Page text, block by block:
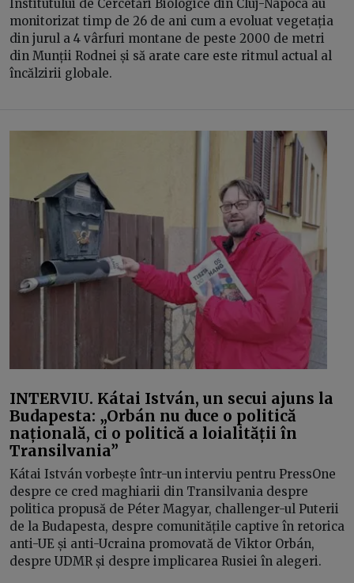
Institutului de Cercetări Biologice din Cluj-Napoca au
monitorizat timp de 26 de ani cum a evoluat vegetația
din jurul a 4 vârfuri montane de peste 2000 de metri
din Munții Rodnei și să arate care este ritmul actual al
încălzirii globale.
INTERVIU. Kátai István, un secui ajuns la
Budapesta: „Orbán nu duce o politică
națională, ci o politică a loialității în
Transilvania”
Kátai István vorbește într-un interviu pentru PressOne
despre ce cred maghiarii din Transilvania despre
politica propusă de Péter Magyar, challenger-ul Puterii
de la Budapesta, despre comunitățile captive în retorica
anti-UE și anti-Ucraina promovată de Viktor Orbán,
despre UDMR și despre implicarea Rusiei în alegeri.